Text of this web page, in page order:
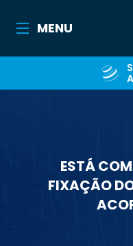
MENU
ESTÁ
FIXAÇÃO